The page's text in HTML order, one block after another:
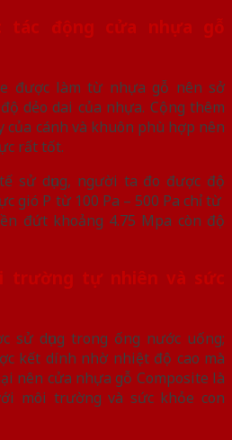
tác động cửa nhựa gỗ
được làm từ nhựa gỗ nên sở
dẻo dai của nhựa. Cộng thêm
của cánh và khuôn phù hợp nên
rất tốt.
sử dụng, người ta đo được độ
gió P từ 100 Pa – 500 Pa chỉ từ
đứt khoảng 4.75 Mpa còn độ
trường tự nhiên và sức
sử dụng trong ống nước uống;
kết dính nhờ nhiệt độ cao mà
nên cửa nhựa gỗ Composite là
môi trường và sức khỏe con